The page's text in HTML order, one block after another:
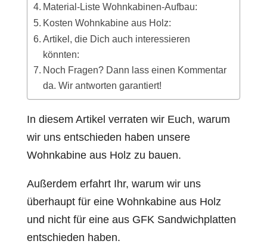
Material-Liste Wohnkabinen-Aufbau:
Kosten Wohnkabine aus Holz:
Artikel, die Dich auch interessieren
könnten:
Noch Fragen? Dann lass einen Kommentar
da. Wir antworten garantiert!
In diesem Artikel verraten wir Euch, warum
wir uns entschieden haben unsere
Wohnkabine aus Holz zu bauen.
Außerdem erfahrt Ihr, warum wir uns
überhaupt für eine Wohnkabine aus Holz
und nicht für eine aus GFK Sandwichplatten
entschieden haben.